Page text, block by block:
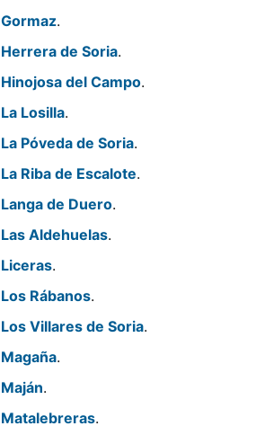
Gormaz.
Herrera de Soria.
Hinojosa del Campo.
La Losilla.
La Póveda de Soria.
La Riba de Escalote.
Langa de Duero.
Las Aldehuelas.
Liceras.
Los Rábanos.
Los Villares de Soria.
Magaña.
Maján.
Matalebreras.